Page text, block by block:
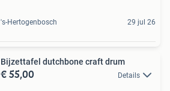
's-Hertogenbosch 29 jul 26
Bijzettafel dutchbone craft drum
€ 55,00 Details